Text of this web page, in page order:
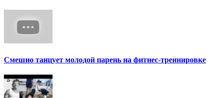
Смешно танцует молодой парень на фитнес-треннировке